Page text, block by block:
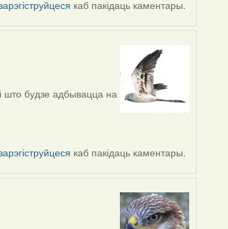
каб пакідаць каментары.
што будзе адбывацца на
каб пакідаць каментары.